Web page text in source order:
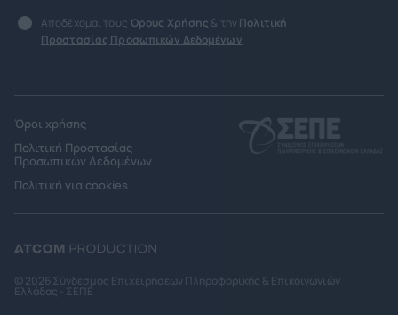
Αποδέχομαι τους Όρους Χρήσης & την Πολιτική
Προστασίας Προσωπικών Δεδομένων
Όροι χρήσης
Πολιτική Προστασίας
Προσωπικών Δεδομένων
Πολιτική για cookies
© 2026 Σύνδεσμος Επιχειρήσεων Πληροφορικής & Επικοινωνιών
Ελλάδας - ΣΕΠΕ